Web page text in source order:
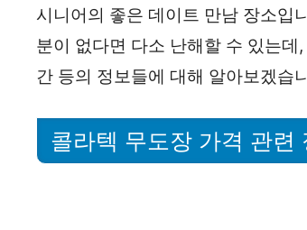
시니어의 좋은 데이트 만남 장소입
분이 없다면 다소 난해할 수 있는
간 등의 정보들에 대해 알아보겠습
콜라텍 무도장 가격 관련